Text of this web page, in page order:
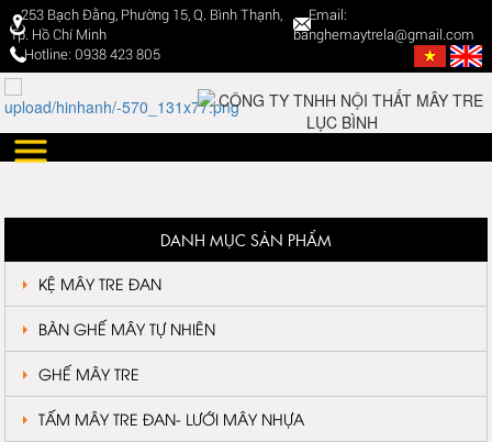
253 Bạch Đằng, Phường 15, Q. Bình Thạnh,
Tp. Hồ Chí Minh
Email:
banghemaytrela@gmail.com
Hotline: 0938 423 805
DANH MỤC SẢN PHẨM
KỆ MÂY TRE ĐAN
BÀN GHẾ MÂY TỰ NHIÊN
GHẾ MÂY TRE
TẤM MÂY TRE ĐAN- LƯỚI MÂY NHỰA